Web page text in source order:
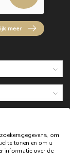
meer
om
te tonen en om u
informatie over de